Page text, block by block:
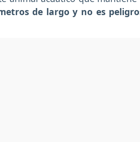
de largo y no es